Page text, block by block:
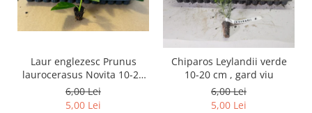
Laur englezesc Prunus
laurocerasus Novita 10-20
cm
6,00 Lei
5,00 Lei
Chiparos Leylandii verde
10-20 cm , gard viu
6,00 Lei
5,00 Lei